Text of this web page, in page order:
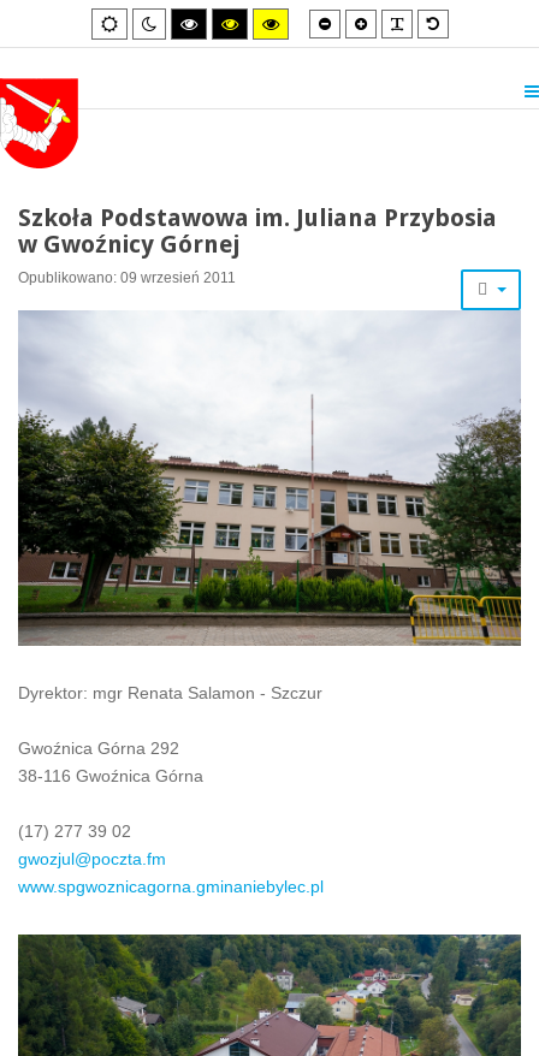
Default
mode
Night
mode
High
contrast
High
contrast
High
contrast
Smaller
font
Larger
font
Default
font
Szkoła Podstawowa im. Juliana Przybosia
w Gwoźnicy Górnej
Opublikowano: 09 wrzesień 2011
Dyrektor: mgr Renata Salamon - Szczur
Gwoźnica Górna 292
38-116 Gwoźnica Górna
(17) 277 39 02
gwozjul@poczta.fm
www.spgwoznicagorna.gminaniebylec.pl